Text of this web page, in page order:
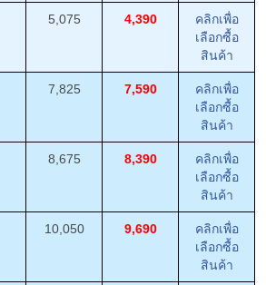
5,075 4,390
คลิกเพื่อ
เลือกซื้อ
สินค้า
7,825 7,590
คลิกเพื่อ
เลือกซื้อ
สินค้า
8,675 8,390
คลิกเพื่อ
เลือกซื้อ
สินค้า
10,050 9,690
คลิกเพื่อ
เลือกซื้อ
สินค้า